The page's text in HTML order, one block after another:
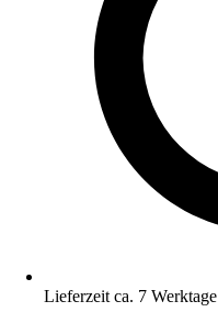
Lieferzeit ca. 7 Werktage